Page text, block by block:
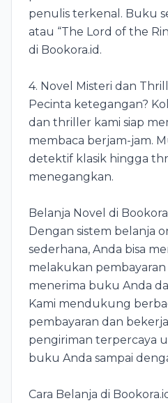
penulis terkenal. Buku
atau “The Lord of the
di Bookora.id.
4. Novel Misteri dan
Pecinta ketegangan?
dan thriller kami siap
membaca berjam-jam.
detektif klasik hingga
menegangkan.
Belanja Novel di
Dengan sistem belanja
sederhana, Anda bisa
melakukan pembayaran
menerima buku Anda
Kami mendukung
pembayaran dan
pengiriman terpercaya
buku Anda sampai
Cara Belanja di